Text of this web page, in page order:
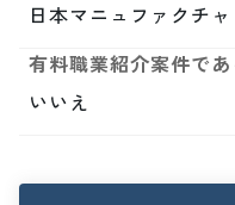
日本マニュファクチ
有料職業紹介案件で
いいえ